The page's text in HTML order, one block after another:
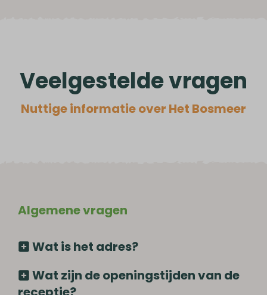
Veelgestelde vragen
Nuttige informatie over Het Bosmeer
Algemene vragen
Wat is het adres?
Wat zijn de openingstijden van de